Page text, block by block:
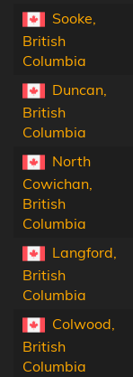
Sooke,
British
Columbia
Duncan,
British
Columbia
North
Cowichan,
British
Columbia
Langford,
British
Columbia
Colwood,
British
Columbia